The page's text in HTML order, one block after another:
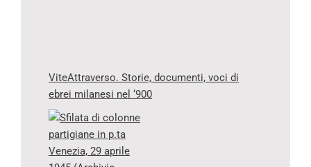
ViteAttraverso. Storie, documenti, voci di
ebrei milanesi nel ‘900